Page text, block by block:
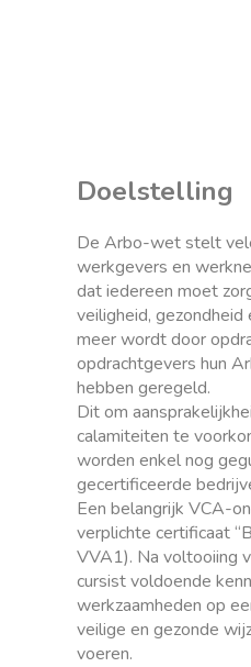
Doelstelling
De Arbo-wet stelt
werkgevers en
dat iedereen moet
veiligheid,
meer wordt door
opdrachtgevers hun
hebben geregeld.
Dit om
calamiteiten te
worden enkel nog
gecertificeerde
Een belangrijk VCA-
verplichte certificaat
VVA1). Na voltooiing
cursist voldoende
werkzaamheden op
veilige en gezonde
voeren.